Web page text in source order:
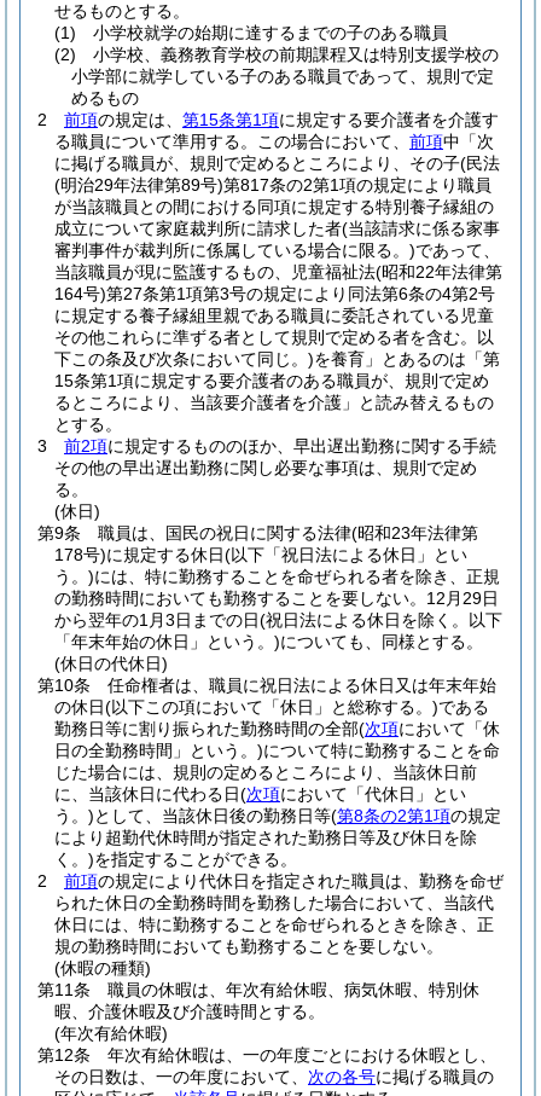
せるものとする。
(1)
小学校就学の始期に達するまでの子のある職員
(2)
小学校、義務教育学校の前期課程又は特別支援学校の
小学部に就学している子のある職員であって、規則で定
めるもの
2
前項の規定は、 第15条第1項に規定する要介護者を介護す
る職員について準用する。
この場合において、 前項中「次
に掲げる職員が、規則で定めるところにより、その子(民法
(明治29年法律第89号)第817条の2第1項の規定により職員
が当該職員との間における同項に規定する特別養子縁組の
成立について家庭裁判所に請求した者(当該請求に係る家事
審判事件が裁判所に係属している場合に限る。)であって、
当該職員が現に監護するもの、児童福祉法(昭和22年法律第
164号)第27条第1項第3号の規定により同法第6条の4第2号
に規定する養子縁組里親である職員に委託されている児童
その他これらに準ずる者として規則で定める者を含む。以
下この条及び次条において同じ。)を養育」とあるのは「第
15条第1項に規定する要介護者のある職員が、規則で定め
るところにより、当該要介護者を介護」と読み替えるもの
とする。
3
前2項に規定するもののほか、早出遅出勤務に関する手続
その他の早出遅出勤務に関し必要な事項は、規則で定め
る。
(休日)
第9条
職員は、国民の祝日に関する法律(昭和23年法律第
178号)に規定する休日(以下「祝日法による休日」とい
う。)には、特に勤務することを命ぜられる者を除き、正規
の勤務時間においても勤務することを要しない。 12月29日
から翌年の1月3日までの日(祝日法による休日を除く。以下
「年末年始の休日」という。)についても、同様とする。
(休日の代休日)
第10条
任命権者は、職員に祝日法による休日又は年末年始
の休日(以下この項において「休日」と総称する。)である
勤務日等に割り振られた勤務時間の全部(次項において「休
日の全勤務時間」という。)について特に勤務することを命
じた場合には、規則の定めるところにより、当該休日前
に、当該休日に代わる日(次項において「代休日」とい
う。)として、当該休日後の勤務日等(第8条の2第1項の規定
により超勤代休時間が指定された勤務日等及び休日を除
く。)を指定することができる。
2
前項の規定により代休日を指定された職員は、勤務を命ぜ
られた休日の全勤務時間を勤務した場合において、当該代
休日には、特に勤務することを命ぜられるときを除き、正
規の勤務時間においても勤務することを要しない。
(休暇の種類)
第11条
職員の休暇は、年次有給休暇、病気休暇、特別休
暇、介護休暇及び介護時間とする。
(年次有給休暇)
第12条
年次有給休暇は、一の年度ごとにおける休暇とし、
その日数は、一の年度において、 次の各号に掲げる職員の